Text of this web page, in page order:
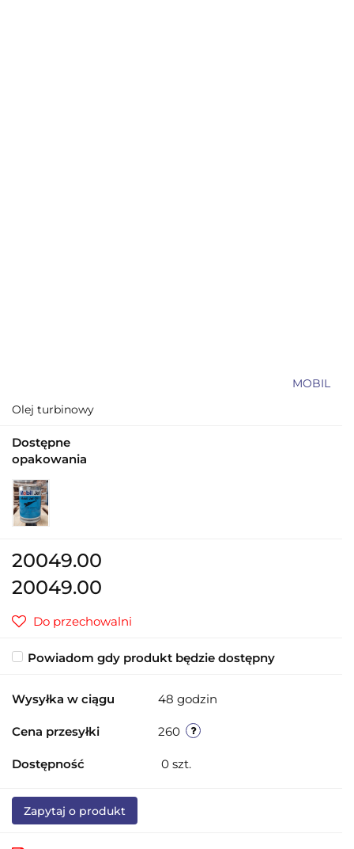
MOBIL
Olej turbinowy
Dostępne
opakowania
20049.00
20049.00
Do przechowalni
Powiadom gdy produkt będzie dostępny
Wysyłka w ciągu 48 godzin
Cena przesyłki 260
Dostępność 0 szt.
Zapytaj o produkt